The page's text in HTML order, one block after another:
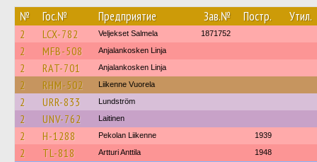
№ Гос.№ Предприятие Зав.№ Постр. Утил.
2 LCX-782 Veljekset Salmela 1871752
2 MFB-508 Anjalankosken Linja
2 RAT-701 Anjalankosken Linja
2 RHM-502 Liikenne Vuorela
2 URR-833 Lundström
2 UNV-762 Laitinen
2 H-1288 Pekolan Liikenne 1939
2 TL-818 Artturi Anttila 1948